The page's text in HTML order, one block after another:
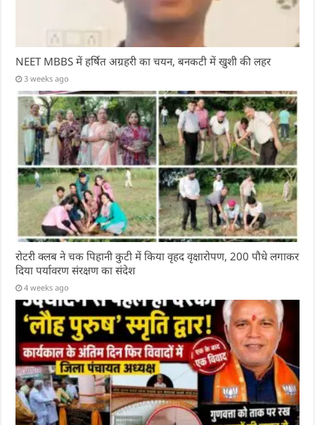
NEET MBBS में हर्षित अग्रहरी का चयन, बनकटी में खुशी की लहर
3 weeks ago
रोटरी क्लब ने चक पिहानी कुटी में किया वृहद वृक्षारोपण, 200 पौधे लगाकर
दिया पर्यावरण संरक्षण का संदेश
4 weeks ago